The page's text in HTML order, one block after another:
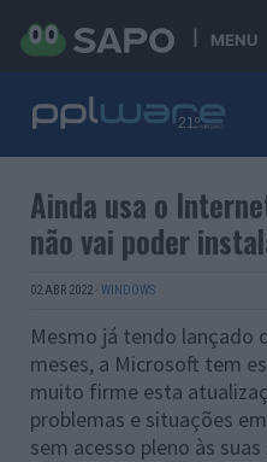
MENU
Ainda usa o
não vai poder
02 ABR 2022 · WINDOWS
Mesmo já tendo lançado
meses, a Microsoft tem
muito firme esta
problemas e situações
sem acesso pleno às